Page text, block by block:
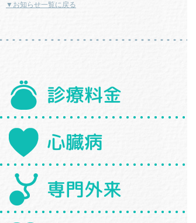
▼お知らせ一覧に戻る
診療料金
心臓病
専門外来